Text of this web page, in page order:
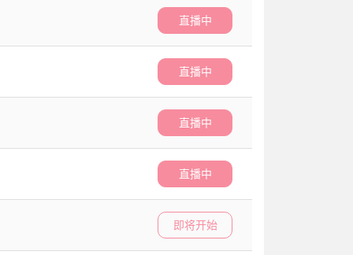
直播中
直播中
直播中
直播中
即将开始